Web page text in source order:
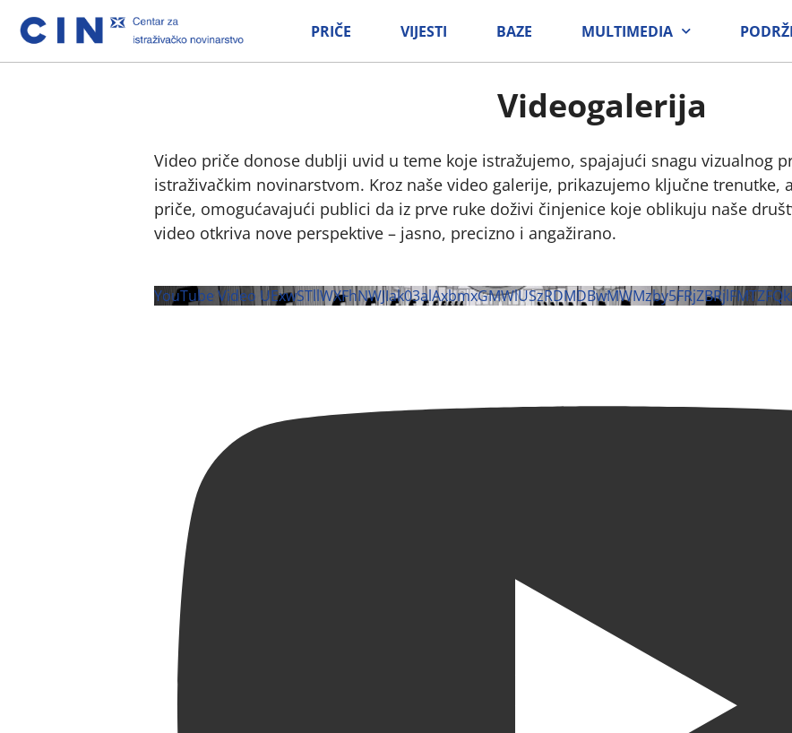
PRIČE VIJESTI BAZE MULTIMEDIA
Videogalerija
Video priče donose dublji uvid u teme koje istražujemo, spajajući snagu vizualnog
istraživačkim novinarstvom. Kroz naše video galerije, prikazujemo ključne trenutke,
priče, omogućavajući publici da iz prve ruke doživi činjenice koje oblikuju naše
video otkriva nove perspektive – jasno, precizno i angažirano.
YouTube Video